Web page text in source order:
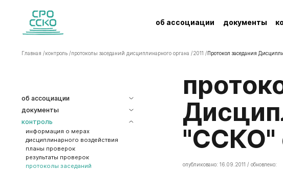
об ассоциации документы
Главная /контроль /протоколы заседаний дисциплинарного органа /2011 / Протокол заседания
об ассоциации
документы
контроль
информация о мерах
дисциплинарного воздействия
планы проверок
результаты проверок
протоколы заседаний
Протокол заседания
"ССКО"
опубликовано: 16.09.2011 / обновлено: